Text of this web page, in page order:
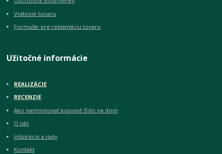
Vrátenie tovaru
Formulár pre reklamáciu tovaru
Užitočné informácie
REALIZÁCIE
RECENZIE
Ako namontovať popisné číslo na dom
O nás
Inšpirácie a rady
Kontakt